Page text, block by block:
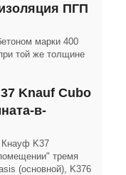
ПГП
марки 400
той же толщине
Knauf Cubo
в-
K37
тремя
(основной), K376